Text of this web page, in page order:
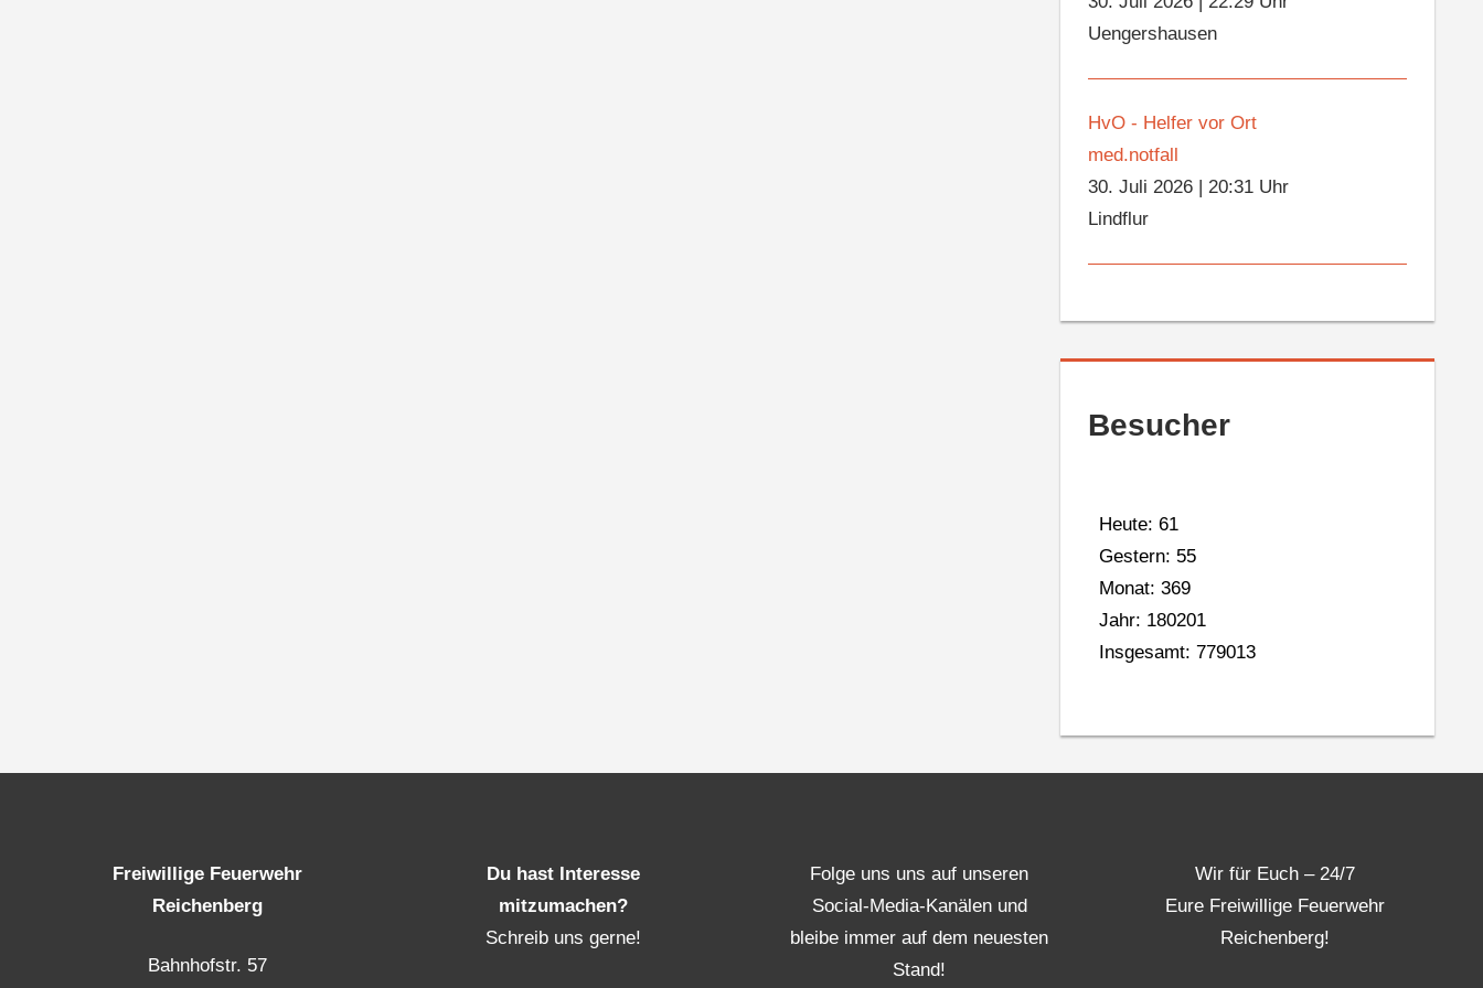
Uengershausen
HvO - Helfer vor Ort
med.notfall
30. Juli 2026 |20:31 Uhr
Lindflur
Besucher
Heute: 61
Gestern: 55
Monat: 369
Jahr: 180201
Insgesamt: 779013
Freiwillige Feuerwehr
Reichenberg
Bahnhofstr. 57
Du hast Interesse
mitzumachen?
Schreib uns gerne!
Folge uns uns auf unseren
Social-Media-Kanälen und
bleibe immer auf dem neuesten
Stand!
Wir für Euch – 24/7
Eure Freiwillige Feuerwehr
Reichenberg!